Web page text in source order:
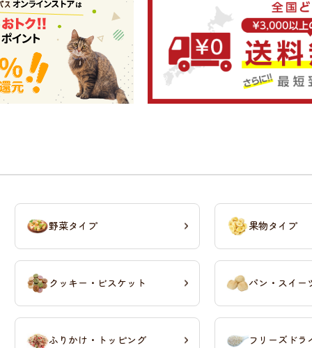
野菜タイプ 果物タイプ
クッキー・ビスケット パン・スイー
ふりかけ・トッピング フリーズドラ